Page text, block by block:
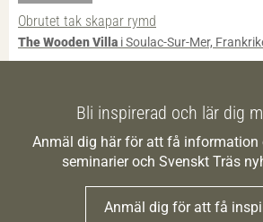
Obrutet tak skapar rymd
The Wooden Villa i Soulac-Sur-Mer,
Bli inspirerad och lär dig
Anmäl dig här för att få information
seminarier och Svenskt Träs
Anmäl dig för att få